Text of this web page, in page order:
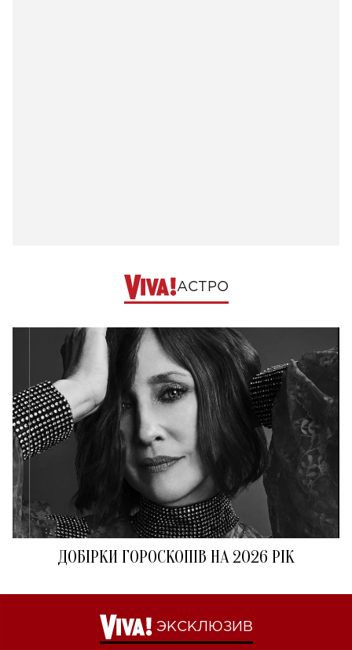
АСТРО
ДОБІРКИ ГОРОСКОПІВ НА 2026 РІК
ЭКСКЛЮЗИВ